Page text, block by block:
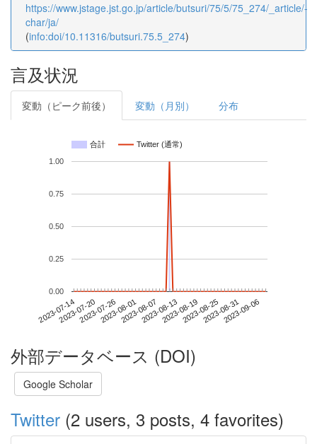
https://www.jstage.jst.go.jp/article/butsuri/75/5/75_274/_article/-
char/ja/
(info:doi/10.11316/butsuri.75.5_274)
言及状況
変動（ピーク前後） 変動（月別） 分布
合計 Twitter (通常)
2023-07-142023-07-202023-07-262023-08-012023-08-072023-08-132023-08-192023-08-252023-08-312023-09-06
0.00
0.25
0.50
0.75
1.00
外部データベース (DOI)
Google Scholar
Twitter (2 users, 3 posts, 4 favorites)